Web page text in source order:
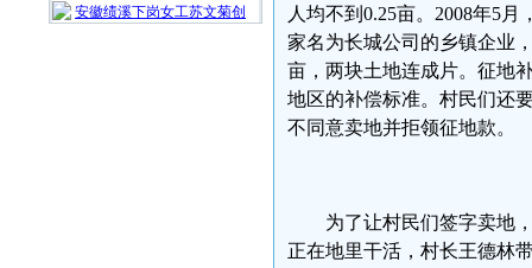
安徽绩溪下岗女工苏文菊创
人均不到0.25亩。2008年5
家名为长城公司的乡镇企业
亩，两块土地连成片。征地
地区的补偿标准。村民们还
不同意卖地并拒领征地款。
为了让村民们签字卖地
正在地里干活，村长王德林